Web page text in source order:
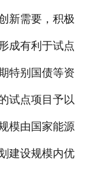
新需要，积极
成有利于试点
特别国债等资
试点项目予以
模由国家能源
建设规模内优